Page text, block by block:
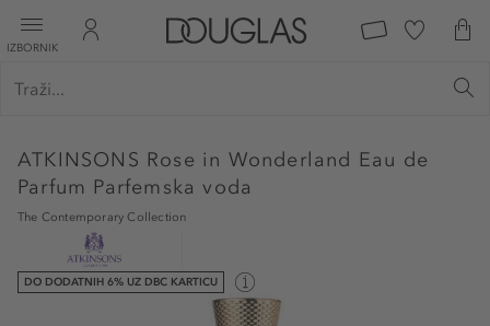
IZBORNIK
ATKINSONS Rose in Wonderland Eau de
Parfum Parfemska voda
The Contemporary Collection
DO DODATNIH 6% UZ DBC KARTICU